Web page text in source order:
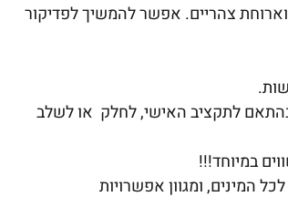
צהריים. אפשר להמשיך לפדיקור
בהתאם לתקציב האישי, לחלק או לשלב
במיוחד!!!
המינים, ומגוון אפשרויות